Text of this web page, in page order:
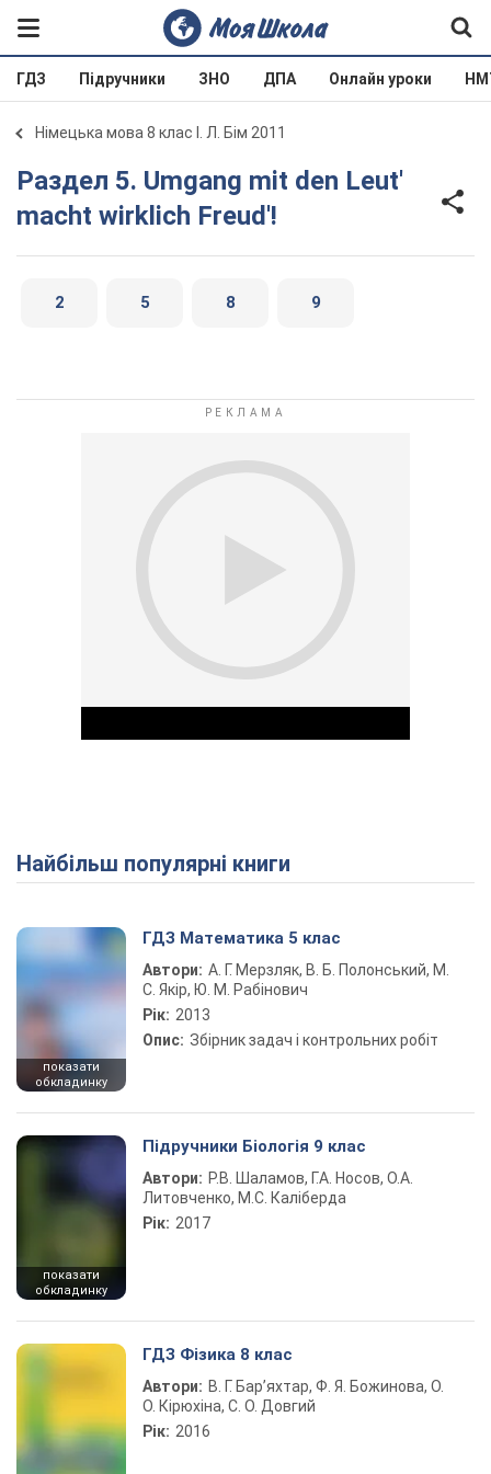
ГДЗ Підручники ЗНО ДПА Онлайн уроки
Німецька мова 8 клас І. Л. Бім 2011
Раздел 5. Umgang mit den Leut'
macht wirklich Freud'!
2 5 8 9
Play Video
Найбільш популярні книги
показати
обкладинку
ГДЗ Математика 5 клас
Автори: А. Г. Мерзляк, В. Б. Полонський, М.
С. Якір, Ю. М. Рабінович
Рік: 2013
Опис: Збірник задач і контрольних робіт
показати
обкладинку
Підручники Біологія 9 клас
Автори: Р.В. Шаламов, Г.А. Носов, О.А.
Литовченко, М.С. Каліберда
Рік: 2017
ГДЗ Фізика 8 клас
Автори: В. Г. Бар’яхтар, Ф. Я. Божинова, О.
О. Кірюхіна, С. О. Довгий
Рік: 2016